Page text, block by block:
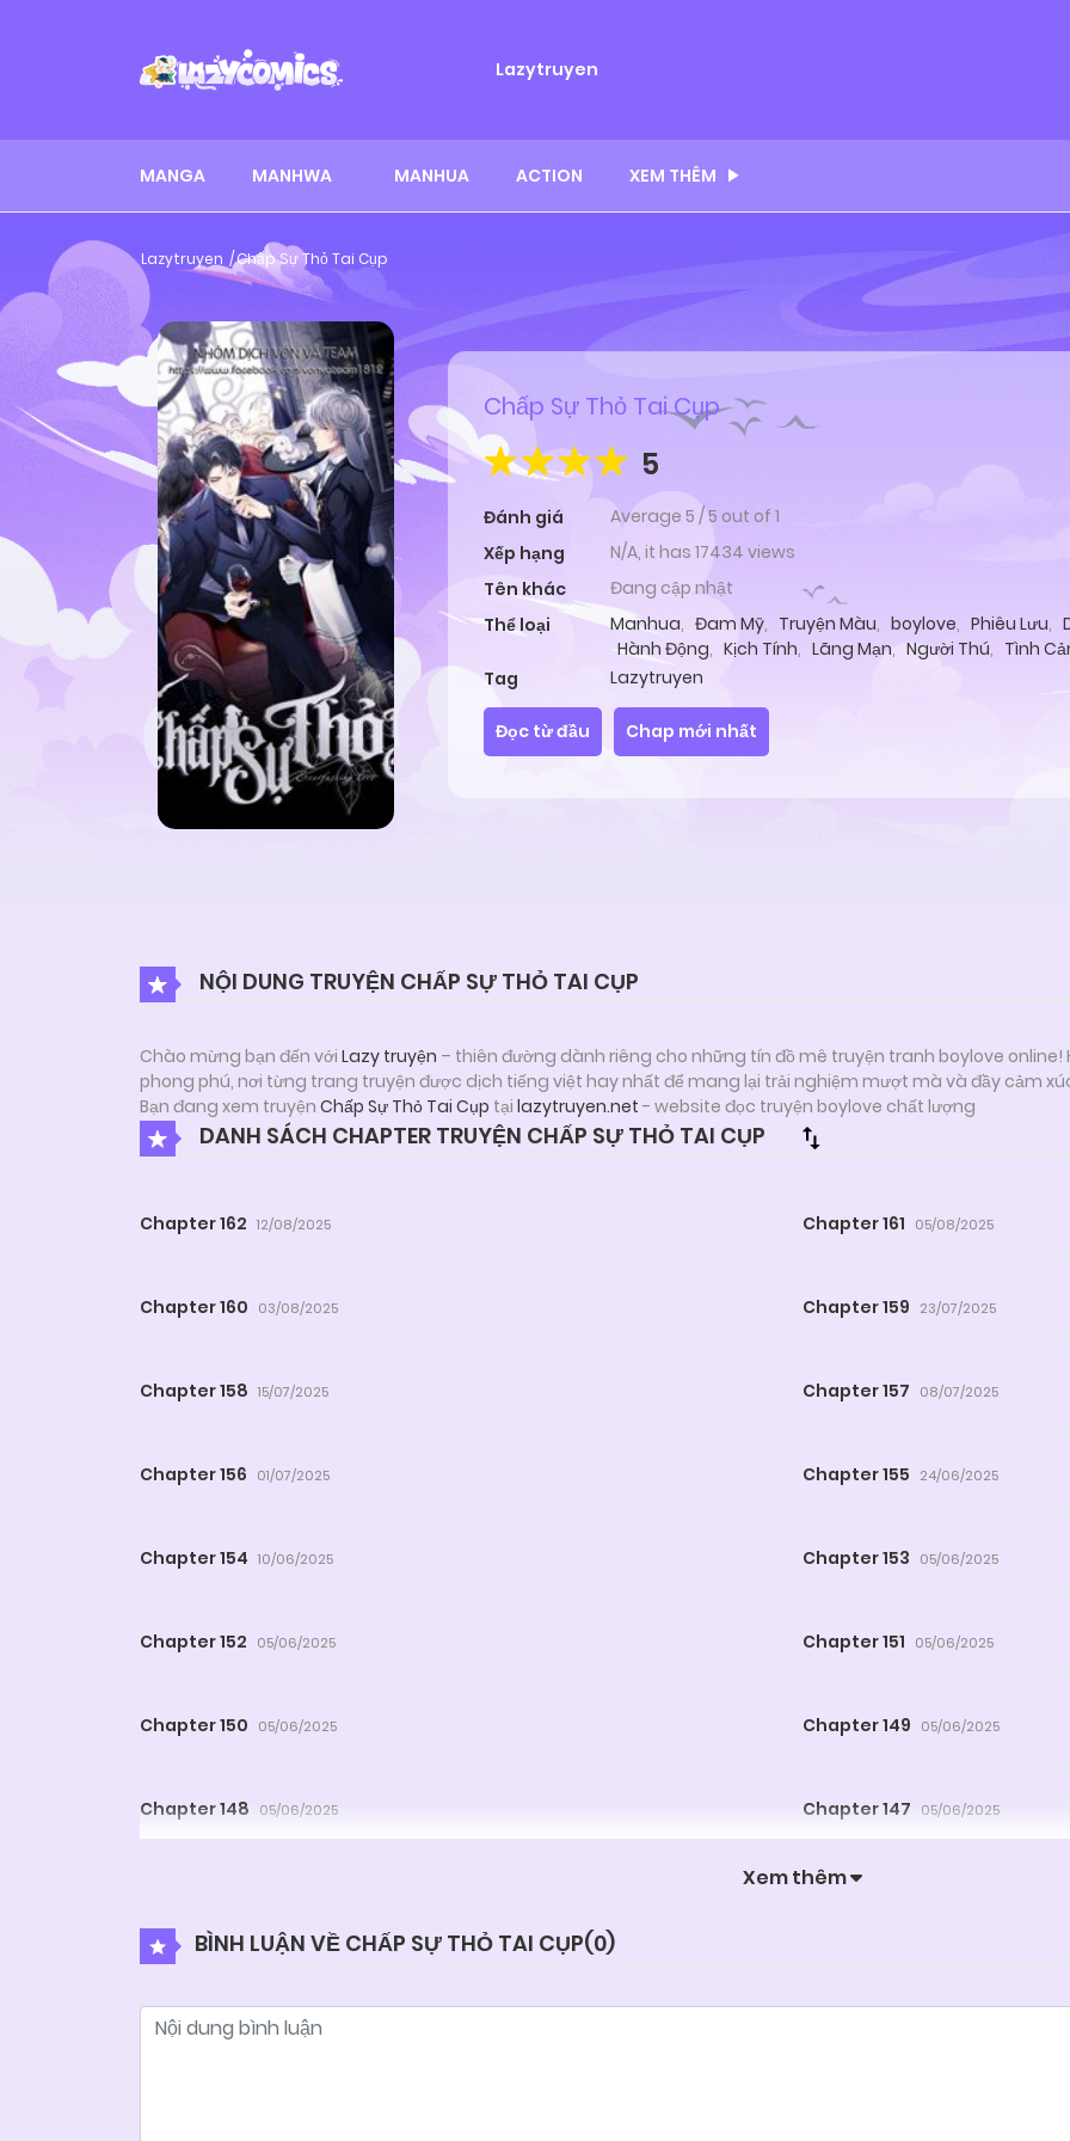
Lazytruyen
MANGA MANHWA MANHUA ACTION XEM THÊM
Lazytruyen Chấp Sự Thỏ Tai Cụp
Chấp Sự Thỏ Tai Cụp
5
Đánh giá Average 5 /5 out of 1
Xếp hạng
N/A, it has 17434 views
Tên khác
Đang cập nhật
Thể loại
Manhua, Đam Mỹ, Truyện Màu, boylove, Phiêu Lưu,
Hành Động, Kịch Tính, Lãng Mạn, Người Thú, Tình
Tag
Lazytruyen
Đọc từ đầu Chap mới nhất
NỘI DUNG TRUYỆN CHẤP SỰ THỎ TAI CỤP
Chào mừng bạn đến với Lazy truyện – thiên đường dành riêng cho những tín đồ mê truyện tranh boylove
phong phú, nơi từng trang truyện được dịch tiếng việt hay nhất để mang lại trải nghiệm mượt mà và đầy cảm
Bạn đang xem truyện Chấp Sự Thỏ Tai Cụp tại lazytruyen.net - website đọc truyện boylove chất lượng
DANH SÁCH CHAPTER TRUYỆN CHẤP SỰ THỎ TAI CỤP
Chapter 162 12/08/2025 Chapter 161 05/08/2025
Chapter 160 03/08/2025 Chapter 159 23/07/2025
Chapter 158 15/07/2025 Chapter 157 08/07/2025
Chapter 156 01/07/2025 Chapter 155 24/06/2025
Chapter 154 10/06/2025 Chapter 153 05/06/2025
Chapter 152 05/06/2025 Chapter 151 05/06/2025
Chapter 150 05/06/2025 Chapter 149 05/06/2025
Chapter 148 05/06/2025 Chapter 147 05/06/2025
Xem thêm
BÌNH LUẬN VỀ CHẤP SỰ THỎ TAI CỤP(0)